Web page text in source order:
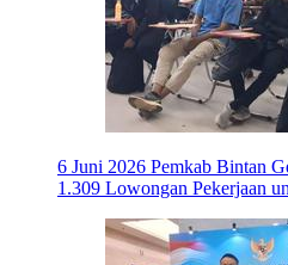
6 Juni 2026 Pemkab Bintan
1.309 Lowongan Pekerjaan